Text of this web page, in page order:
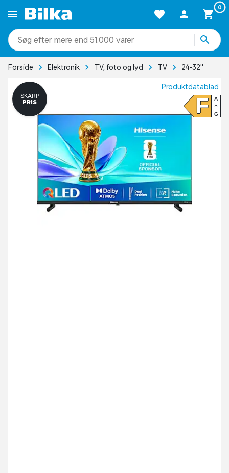
0
mere end 51.000 varer
Forside Elektronik TV, foto og lyd TV 24-32"
SKARP
PRIS
Produktdatablad
F A
G